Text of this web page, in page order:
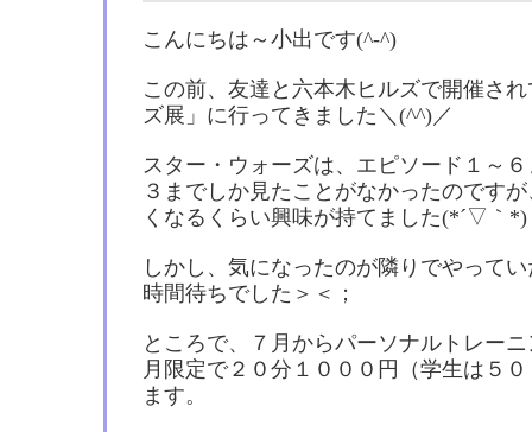
こんにちは～小出です(^-^)
この前、友達と六本木ヒルズで開催さ
ズ展」に行ってきました＼(^^)／
スター・ウォーズは、エピソード１～
３までしか見たことがなかったのです
くなるくらい興味が持てました(*´▽｀*)
しかし、気になったのが隣りでやって
時間待ちでした＞＜；
ところで、７月からパーソナルトレー
月限定で２０分１０００円（学生は５
ます。